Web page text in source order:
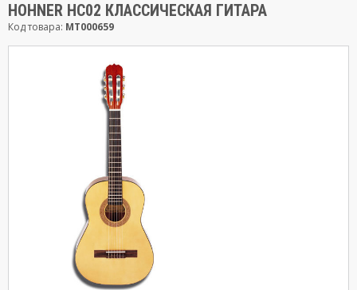
HOHNER HC02 КЛАССИЧЕСКАЯ ГИТАРА
Код товара: MT000659